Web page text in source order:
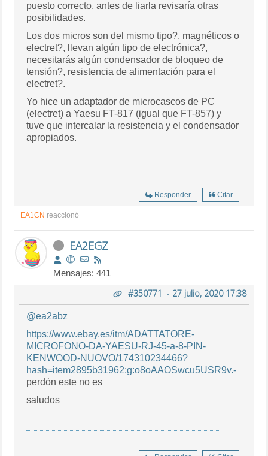
puesto correcto, antes de liarla revisaría otras
posibilidades.
Los dos micros son del mismo tipo?, magnéticos o
electret?, llevan algún tipo de electrónica?,
necesitarás algún condensador de bloqueo de
tensión?, resistencia de alimentación para el
electret?.
Yo hice un adaptador de microcascos de PC
(electret) a Yaesu FT-817 (igual que FT-857) y
tuve que intercalar la resistencia y el condensador
apropiados.
Responder Citar
EA1CN reaccionó
EA2EGZ
Mensajes: 441
#350771 - 27 julio, 2020 17:38
@ea2abz
https://www.ebay.es/itm/ADATTATORE-
MICROFONO-DA-YAESU-RJ-45-a-8-PIN-
KENWOOD-NUOVO/174310234466?
hash=item2895b31962:g:o8oAAOSwcu5USR9v.-
perdón este no es
saludos